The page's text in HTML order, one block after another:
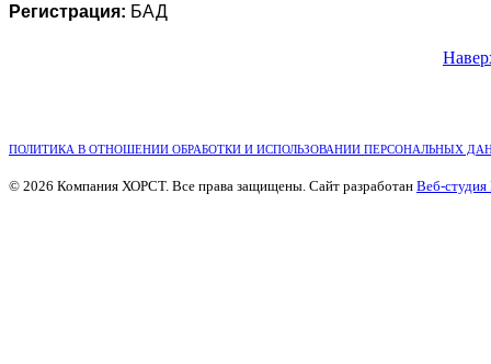
Регистрация: БАД
ПОЛИТИКА В ОТНОШЕНИИ ОБРАБОТКИ И ИСПОЛЬЗОВАНИИ ПЕРСОНАЛЬНЫХ
© 2026 Компания ХОРСТ. Все права защищены. Сайт разработан Веб-студия